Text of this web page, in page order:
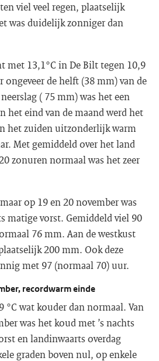
viel veel regen, plaatselijk
was duidelijk zonniger dan
met 13,1°C in De Bilt tegen 10,9
ongeveer de helft (38 mm) van de
( 75 mm) was het een
het eind van de maand werd het
het zuiden uitzonderlijk warm
Met gemiddeld over het land
zonuren normaal was het zeer
op 19 en 20 november was
matige vorst. Gemiddeld viel 90
76 mm. Aan de westkust
200 mm. Ook deze
met 97 (normaal 70) uur.
recordwarm einde
°C wat kouder dan normaal. Van
was het koud met ’s nachts
en landinwaarts overdag
graden boven nul, op enkele